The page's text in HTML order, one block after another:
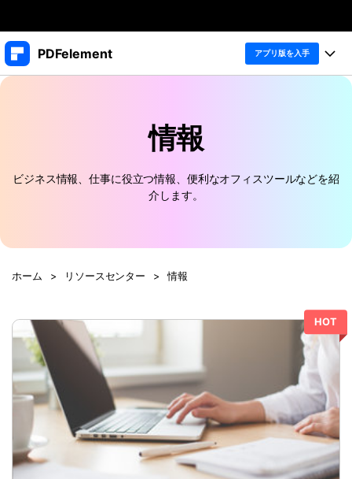
製品 PDFelement アプリ版を入手
PDFelement Windows版
PDFelement Mac版
PDFelement Android版
PDFelement Cloud
PDF オンラインツール
PDF を Excel に変換
PDF を圧縮
PDF を結合
OCR
PDF 整理
PDF 結合
PDF 圧縮
ページ処理
トリミング
価格
教育向け
PDFelement 12
PDFに関するコツ
士業に役立つ
教育現場で活用
確定申告
テレワークに関する
活用Tips
無料ダウンロード
検索
情報
ビジネス情報、仕事に役立つ情報、便利なオフィスツールなどを紹
介します。
ホーム > リソースセンター > 情報
HOT